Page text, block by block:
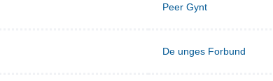
Peer Gynt
De unges Forbund